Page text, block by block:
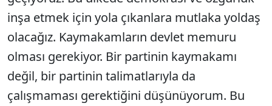
inşa etmek için yola çıkanlara mutlaka yoldaş
olacağız. Kaymakamların devlet memuru
olması gerekiyor. Bir partinin kaymakamı
değil, bir partinin talimatlarıyla da
çalışmaması gerektiğini düşünüyorum. Bu